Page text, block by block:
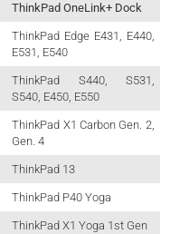
ThinkPad OneLink+ Dock
ThinkPad Edge E431, E440,
E531, E540
ThinkPad S440, S531,
S540, E450, E550
ThinkPad X1 Carbon Gen. 2,
Gen. 4
ThinkPad 13
ThinkPad P40 Yoga
ThinkPad X1 Yoga 1st Gen